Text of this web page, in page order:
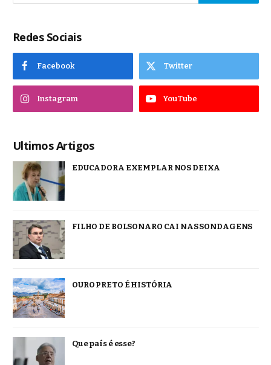
Redes Sociais
Facebook Twitter
Instagram YouTube
Ultimos Artigos
EDUCADORA EXEMPLAR NOS DEIXA
FILHO DE BOLSONARO CAI NAS SONDAGENS
OURO PRETO É HISTÓRIA
Que país é esse?